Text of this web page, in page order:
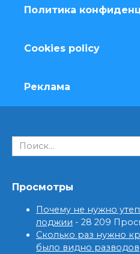
Политика
Cookies policy
Реклама
Search
for:
Просмотры
Почему не нужно
лоджии - 28 209
Сколько раз нужно
было видно разводов